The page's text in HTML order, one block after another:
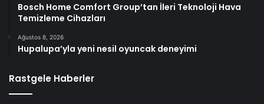
Bosch Home Comfort Group’tan İleri Teknoloji Hava
Temizleme Cihazları
Ağustos 8, 2026
Hupalupa’yla yeni nesil oyuncak deneyimi
Rastgele Haberler